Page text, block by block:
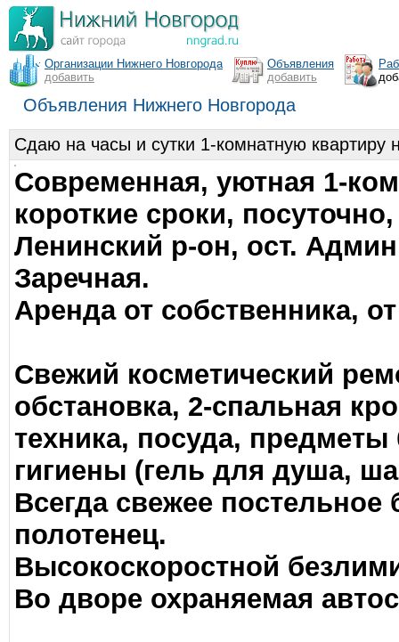
Организации Нижнего Новгорода
добавить
Объявления
добавить
Объявления Нижнего Новгорода
Сдаю на часы и сутки 1-комнатную квартиру
Современная, уютная 1-
короткие сроки,
Ленинский р-он, ост.
Заречная.
Аренда от собственника,
Свежий косметический
обстановка, 2-спальная
техника, посуда,
гигиены (гель для душа,
Всегда свежее постельное
полотенец.
Высокоскоростной
Во дворе охраняемая